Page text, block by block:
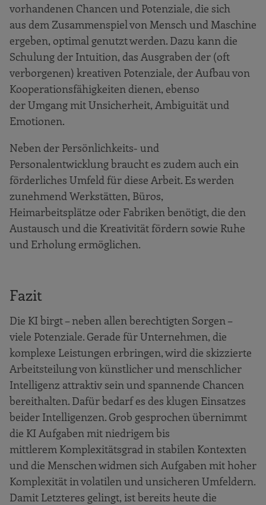
vorhandenen Chancen und Potenziale, die sich
aus dem Zusammenspiel von Mensch und Maschine
ergeben, optimal genutzt werden. Dazu kann die
Schulung der Intuition, das Ausgraben der (oft
verborgenen) kreativen Potenziale, der Aufbau von
Kooperationsfähigkeiten dienen, ebenso
der Umgang mit Unsicherheit, Ambiguität und
Emotionen.
Neben der Persönlichkeits- und
Personalentwicklung braucht es zudem auch ein
förderliches Umfeld für diese Arbeit. Es werden
zunehmend Werkstätten, Büros,
Heimarbeitsplätze oder Fabriken benötigt, die den
Austausch und die Kreativität fördern sowie Ruhe
und Erholung ermöglichen.
Fazit
Die KI birgt – neben allen berechtigten Sorgen –
viele Potenziale. Gerade für Unternehmen, die
komplexe Leistungen erbringen, wird die skizzierte
Arbeitsteilung von künstlicher und menschlicher
Intelligenz attraktiv sein und spannende Chancen
bereithalten. Dafür bedarf es des klugen Einsatzes
beider Intelligenzen. Grob gesprochen übernimmt
die KI Aufgaben mit niedrigem bis
mittlerem Komplexitätsgrad in stabilen Kontexten
und die Menschen widmen sich Aufgaben mit hoher
Komplexität in volatilen und unsicheren Umfeldern.
Damit Letzteres gelingt, ist bereits heute die